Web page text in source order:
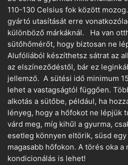
110-130 Celsius fok között
gyártó utasítását erre
különböző márkáknál. Ha van
sütőhőmérőt, hogy biztosan ne
Alufóliából készíthetsz sátrat az
az elszíneződéstől, bár ez
jellemző. A sütési idő minimum
lehet a vastagságtól függően.
alkotás a sütőbe, például, ha
lényeg, hogy a hőfokot ne lépjük
várd meg, míg kihűl a gyurma,
esetleg könnyen eltörik, süsd
magasabb hőfokon. A törés oka a
kondicionálás is lehet!